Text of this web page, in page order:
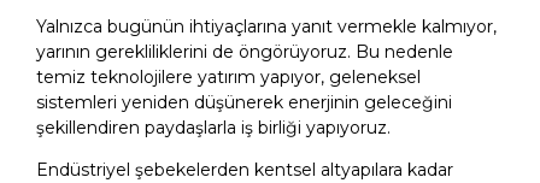
Yalnızca bugünün ihtiyaçlarına yanıt vermekle kalmıyor,
yarının gerekliliklerini de öngörüyoruz. Bu nedenle
temiz teknolojilere yatırım yapıyor, geleneksel
sistemleri yeniden düşünerek enerjinin geleceğini
şekillendiren paydaşlarla iş birliği yapıyoruz.​
Endüstriyel şebekelerden kentsel altyapılara kadar